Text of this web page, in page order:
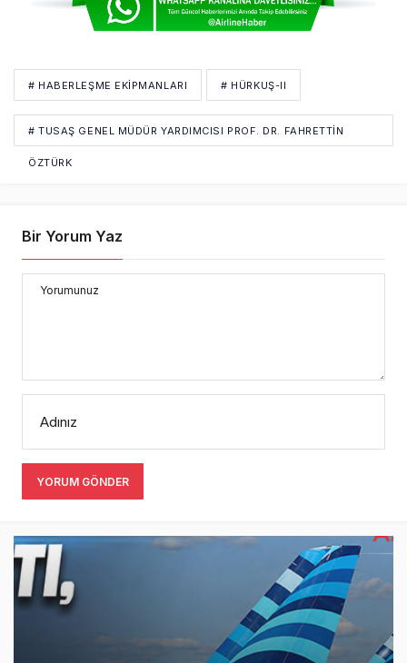
# HABERLEŞME EKIPMANLARI # HÜRKUŞ-II
# TUSAŞ GENEL MÜDÜR YARDIMCISI PROF. DR. FAHRETTIN
ÖZTÜRK
Bir Yorum Yaz
Yorumunuz
Adınız
YORUM GÖNDER